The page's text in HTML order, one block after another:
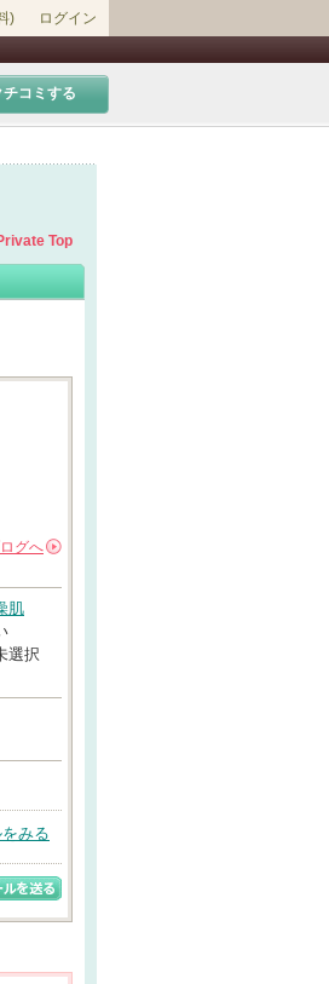
) ログイン
チコミする
Top
グへ
肌
選択
みる